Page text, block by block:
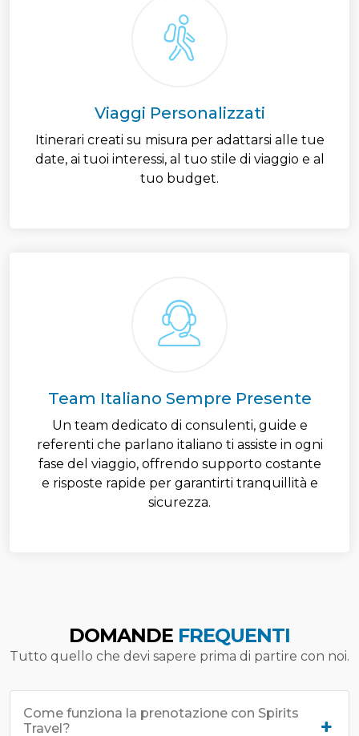
Viaggi Personalizzati
Itinerari creati su misura per adattarsi alle tue
date, ai tuoi interessi, al tuo stile di viaggio e al
tuo budget.
Team Italiano Sempre Presente
Un team dedicato di consulenti, guide e
referenti che parlano italiano ti assiste in ogni
fase del viaggio, offrendo supporto costante
e risposte rapide per garantirti tranquillità e
sicurezza.
DOMANDE FREQUENTI
Tutto quello che devi sapere prima di partire con noi.
Come funziona la prenotazione con Spirits
Travel?